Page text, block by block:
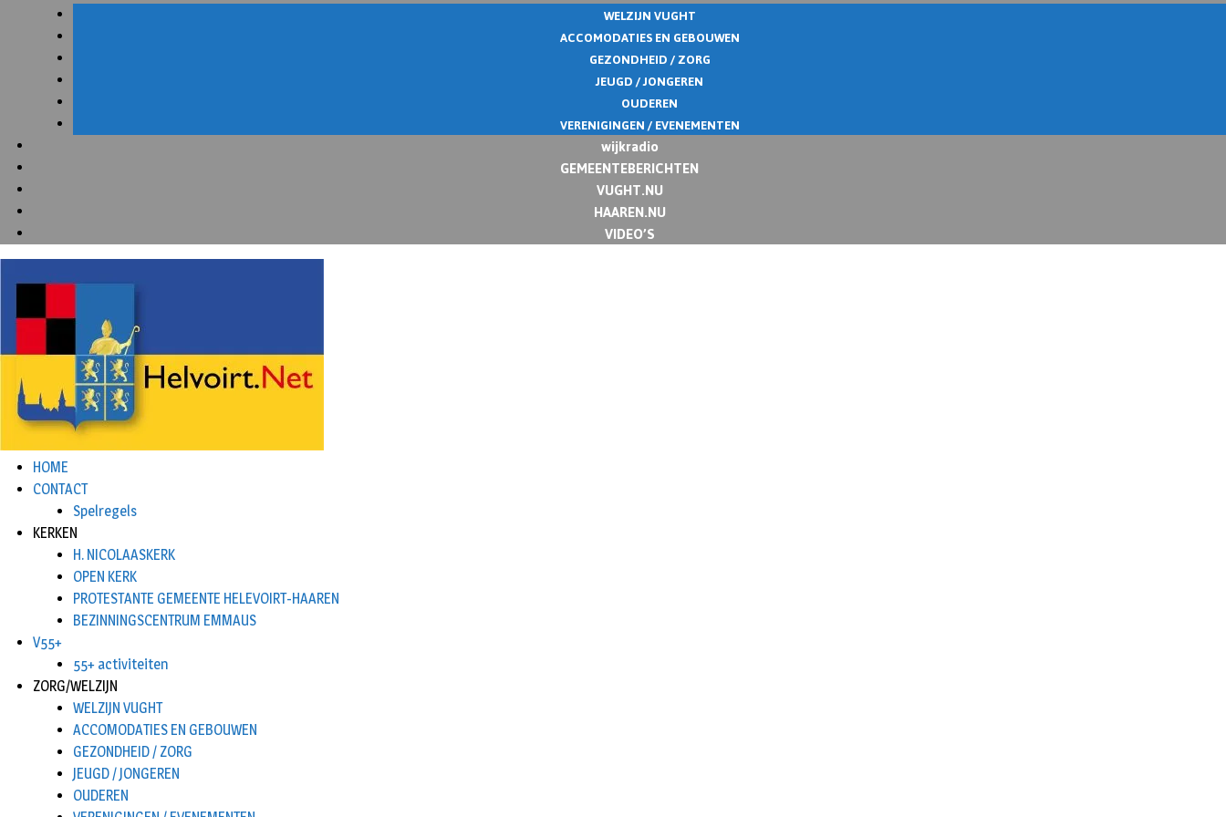
WELZIJN VUGHT
ACCOMODATIES EN GEBOUWEN
GEZONDHEID / ZORG
JEUGD / JONGEREN
OUDEREN
VERENIGINGEN / EVENEMENTEN
wijkradio
GEMEENTEBERICHTEN
VUGHT.NU
HAAREN.NU
VIDEO’S
HOME
CONTACT
Spelregels
KERKEN
H. NICOLAASKERK
OPEN KERK
PROTESTANTE GEMEENTE HELEVOIRT-HAAREN
BEZINNINGSCENTRUM EMMAUS
V55+
55+ activiteiten
ZORG/WELZIJN
WELZIJN VUGHT
ACCOMODATIES EN GEBOUWEN
GEZONDHEID / ZORG
JEUGD / JONGEREN
OUDEREN